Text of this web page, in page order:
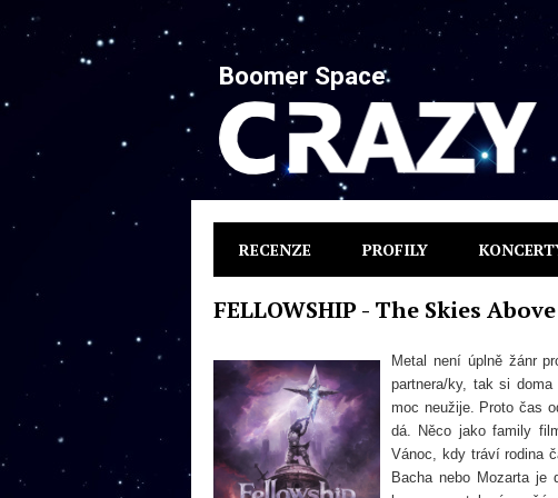
Boomer Space
RECENZE PROFILY
FELLOWSHIP - The Skies
Metal není úplně žánr
partnera/ky, tak si
moc neužije. Proto čas
dá. Něco jako family
Vánoc, kdy tráví rodina
Bacha nebo Mozarta je